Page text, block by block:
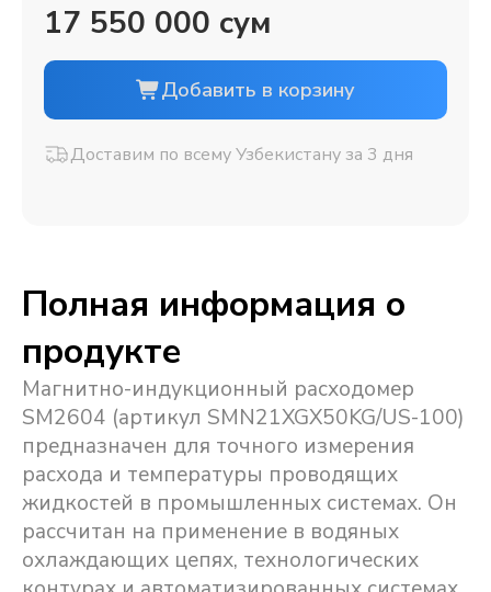
17 550 000 сум
Добавить в корзину
Доставим по всему Узбекистану за 3 дня
Полная информация о
продукте
Магнитно-индукционный расходомер
SM2604 (артикул SMN21XGX50KG/US-100)
предназначен для точного измерения
расхода и температуры проводящих
жидкостей в промышленных системах. Он
рассчитан на применение в водяных
охлаждающих цепях, технологических